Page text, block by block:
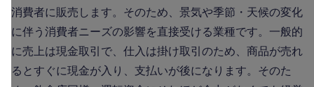
消費者に販売します。そのため、景気や季節・天候の変化
に伴う消費者ニーズの影響を直接受ける業種です。一般的
に売上は現金取引で、仕入は掛け取引のため、商品が売れ
るとすぐに現金が入り、支払いが後になります。そのた